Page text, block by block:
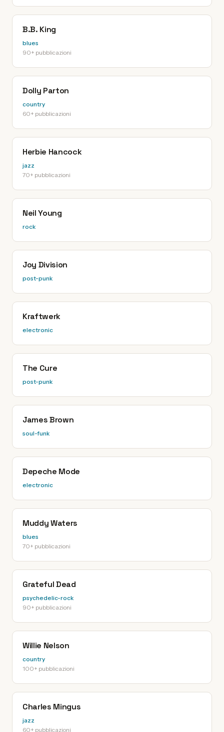
B.B. King
blues
90+ pubblicazioni
Dolly Parton
country
60+ pubblicazioni
Herbie Hancock
jazz
70+ pubblicazioni
Neil Young
rock
Joy Division
post-punk
Kraftwerk
electronic
The Cure
post-punk
James Brown
soul-funk
Depeche Mode
electronic
Muddy Waters
blues
70+ pubblicazioni
Grateful Dead
psychedelic-rock
90+ pubblicazioni
Willie Nelson
country
100+ pubblicazioni
Charles Mingus
jazz
60+ pubblicazioni